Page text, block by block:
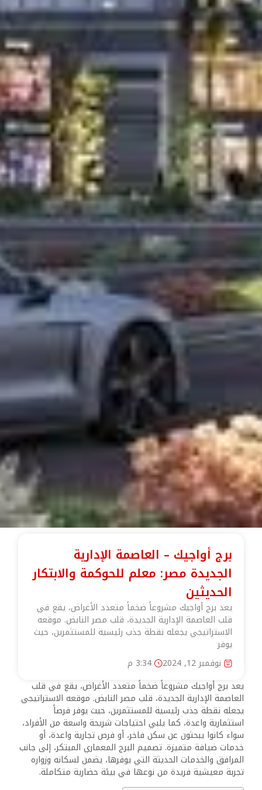
برج أواجيك – العاصمة الإدارية
الجديدة مصر: معلم للحوكمة والابتكار
الحديثين
يعد برج أواجيك مشروعاً ضخماً متعدد الأغراض، يقع في
قلب العاصمة الإدارية الجديدة، قلب مصر النابض. موقعه
الاستراتيجي يجعله نقطة جذب رئيسية للمستثمرين، حيث
يوفر
نوفمبر 12, 2024
3:34 م
يعد برج أواجيك مشروعاً ضخماً متعدد الأغراض، يقع في قلب
العاصمة الإدارية الجديدة، قلب مصر النابض. موقعه الاستراتيجي
يجعله نقطة جذب رئيسية للمستثمرين، حيث يوفر فرصاً
استثمارية واعدة، كما يلبي احتياجات شريحة واسعة من الأفراد،
سواء كانوا يبحثون عن سكن فاخر، أو فرص تجارية واعدة، أو
خدمات ضيافة متميزة. تصميم البرج المعماري المبتكر، إلى جانب
المرافق والخدمات الحديثة التي يوفرها، يضمن لسكانه وزواره
تجربة معيشية فريدة من نوعها في بيئة حضارية متكاملة.